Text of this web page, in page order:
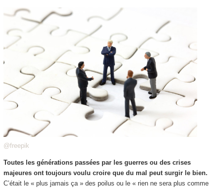
@freepik
Toutes les générations passées par les guerres ou des crises
majeures ont toujours voulu croire que du mal peut surgir le bien.
C’était le « plus jamais ça » des poilus ou le « rien ne sera plus comme